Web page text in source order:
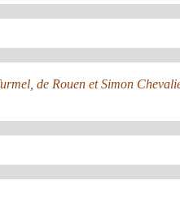
de Rouen et Simon